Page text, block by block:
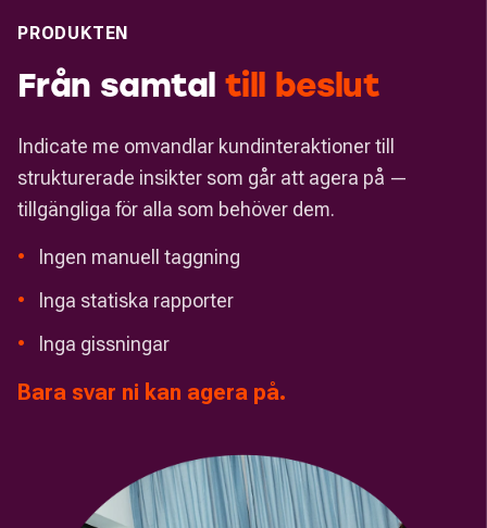
PRODUKTEN
Från samtal till beslut
Indicate me omvandlar kundinteraktioner till
strukturerade insikter som går att agera på —
tillgängliga för alla som behöver dem.
•
Ingen manuell taggning
•
Inga statiska rapporter
•
Inga gissningar
Bara svar ni kan agera på.